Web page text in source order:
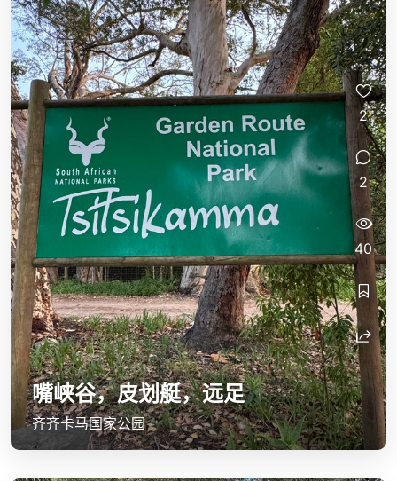
嘴峡谷，皮划艇，远足
齐齐卡马国家公园
2
2
40